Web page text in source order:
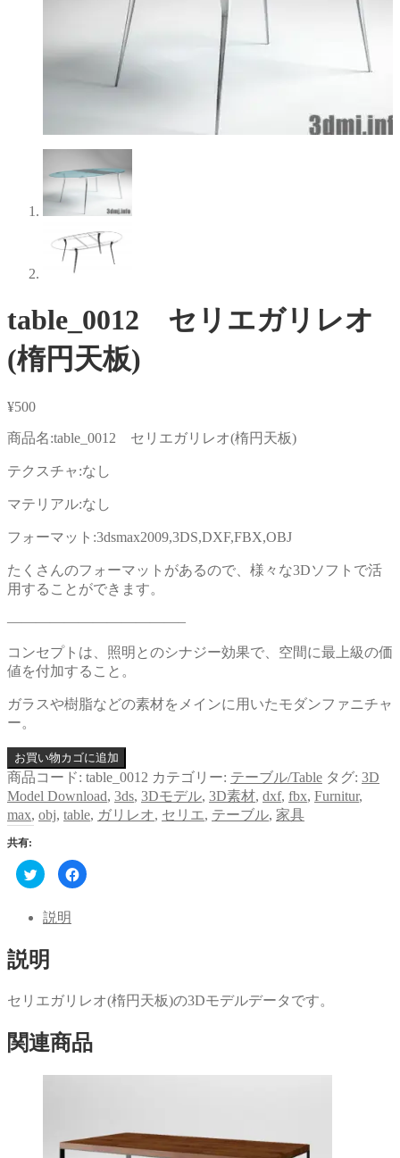
table_0012 セリエガリレオ
(楕円天板)
¥500
商品名:table_0012 セリエガリレオ(楕円天板)
テクスチャ:なし
マテリアル:なし
フォーマット:3dsmax2009,3DS,DXF,FBX,OBJ
たくさんのフォーマットがあるので、様々な3Dソフトで活
用することができます。
————————————–
コンセプトは、照明とのシナジー効果で、空間に最上級の価
値を付加すること。
ガラスや樹脂などの素材をメインに用いたモダンファニチャ
ー。
お買い物カゴに追加
商品コード: table_0012 カテゴリー: テーブル/Table タグ: 3D
Model Download, 3ds, 3Dモデル, 3D素材, dxf, fbx, Furnitur,
max, obj, table, ガリレオ, セリエ, テーブル, 家具
共有:
ク
リ
し
て
で
共
有
い
ウ
ン
ド
ウ
開
Facebook
で
し
て
だ
さ
い
し
ウ
で
説明
説明
セリエガリレオ(楕円天板)の3Dモデルデータです。
関連商品